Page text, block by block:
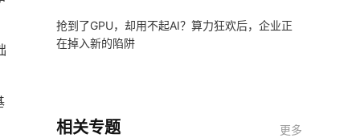
抢到了GPU，却用不起AI？算力狂欢后，企业正
在掉入新的陷阱
相关专题 更多